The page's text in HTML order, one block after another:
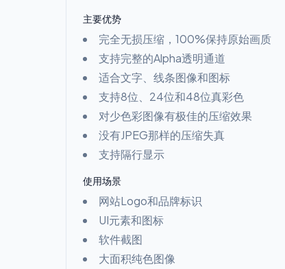
主要优势
完全无损压缩，100%保持原始画质
支持完整的Alpha透明通道
适合文字、线条图像和图标
支持8位、24位和48位真彩色
对少色彩图像有极佳的压缩效果
没有JPEG那样的压缩失真
支持隔行显示
使用场景
网站Logo和品牌标识
UI元素和图标
软件截图
大面积纯色图像